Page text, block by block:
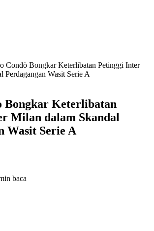
Condò Bongkar Keterlibatan Petinggi Inter
Perdagangan Wasit Serie A
Bongkar Keterlibatan
Milan dalam Skandal
Wasit Serie A
baca